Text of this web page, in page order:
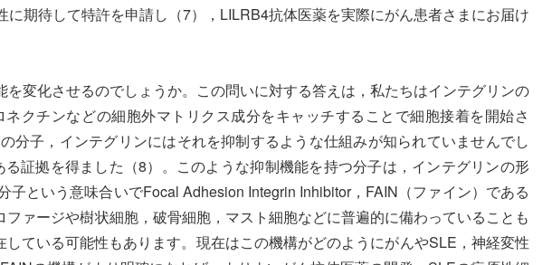
期待して特許を申請し（7），LILRB4抗体医薬を実際にがん患者さまにお届け
変化させるのでしょうか。この問いに対する答えは，私たちはインテグリンの
クチンなどの細胞外マトリクス成分をキャッチすることで細胞接着を開始さ
分子，インテグリンにはそれを抑制するような仕組みが知られていませんでし
証拠を得ました（8）。このような抑制機能を持つ分子は，インテグリンの形
という意味合いでFocal Adhesion Integrin Inhibitor，FAIN（ファイン）である
ァージや樹状細胞，破骨細胞，マスト細胞などに普遍的に備わっていることも
ている可能性もあります。現在はこの機構がどのようにがんやSLE，神経変性